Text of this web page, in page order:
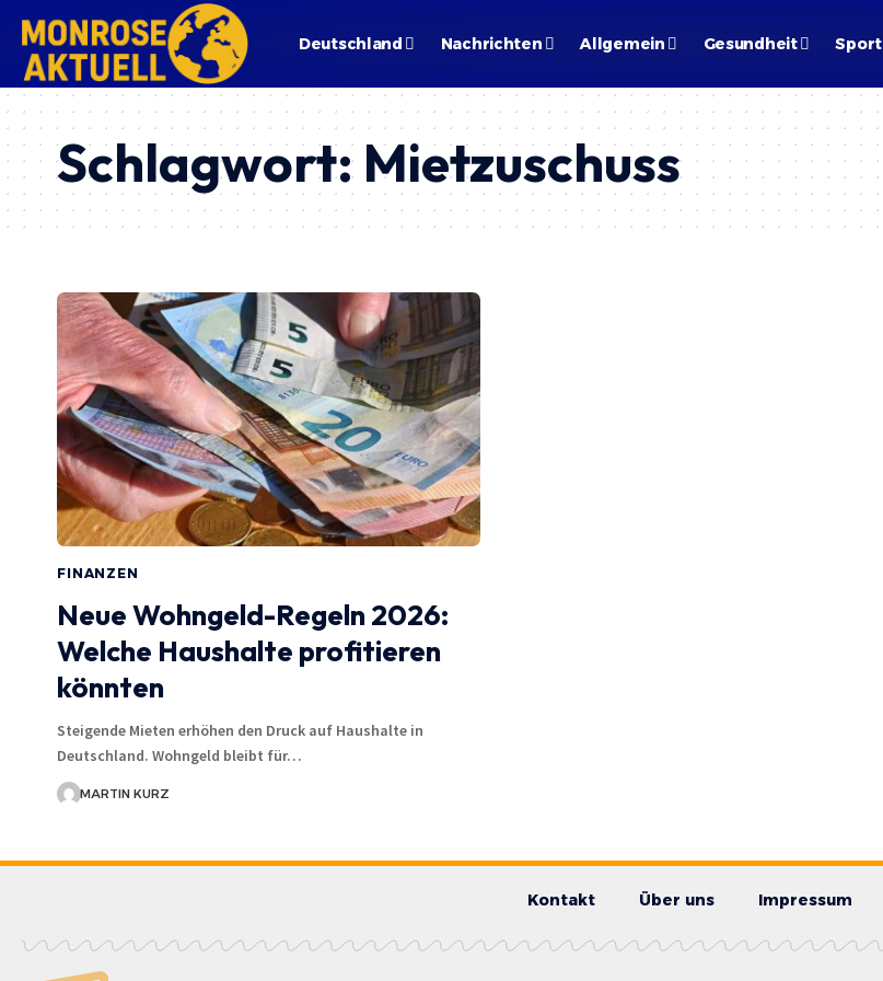
Deutschland Nachrichten Allgemein Gesundheit Sport
Schlagwort: Mietzuschuss
FINANZEN
Neue Wohngeld-Regeln 2026:
Welche Haushalte profitieren
könnten
Steigende Mieten erhöhen den Druck auf Haushalte in
Deutschland. Wohngeld bleibt für…
MARTIN KURZ
Kontakt Über uns Impressum